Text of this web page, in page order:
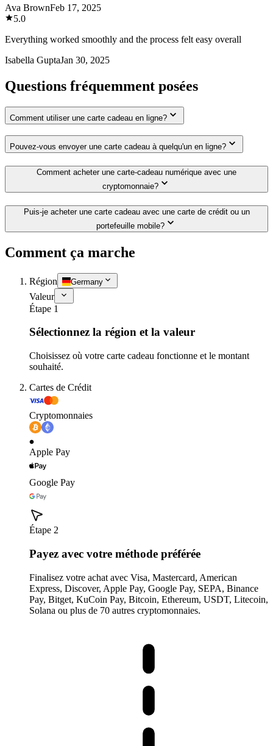
Ava BrownFeb 17, 2025
5.0
Everything worked smoothly and the process felt easy overall
Isabella GuptaJan 30, 2025
Questions fréquemment posées
Comment utiliser une carte cadeau en ligne?
Pouvez-vous envoyer une carte cadeau à quelqu'un en ligne?
Comment acheter une carte-cadeau numérique avec une
cryptomonnaie?
Puis-je acheter une carte cadeau avec une carte de crédit ou un
portefeuille mobile?
Comment ça marche
Région Germany
Valeur
Étape 1
Sélectionnez la région et la valeur
Choisissez où votre carte cadeau fonctionne et le montant
souhaité.
Cartes de Crédit
Cryptomonnaies
Apple Pay
Google Pay
Étape 2
Payez avec votre méthode préférée
Finalisez votre achat avec Visa, Mastercard, American
Express, Discover, Apple Pay, Google Pay, SEPA, Binance
Pay, Bitget, KuCoin Pay, Bitcoin, Ethereum, USDT, Litecoin,
Solana ou plus de 70 autres cryptomonnaies.